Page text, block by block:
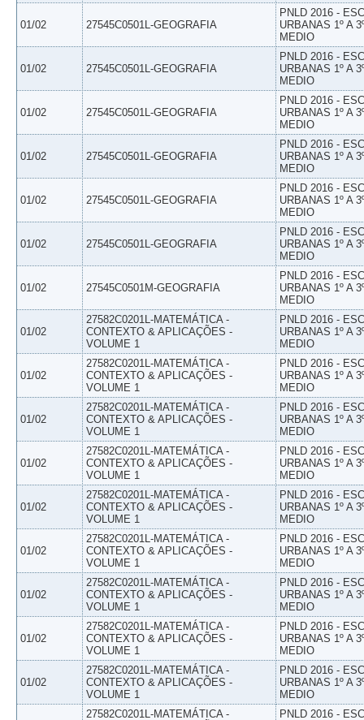
01/02 27545C0501L-GEOGRAFIA
PNLD 2016 -
URBANAS 1º A
MEDIO
01/02 27545C0501L-GEOGRAFIA
PNLD 2016 -
URBANAS 1º A
MEDIO
01/02 27545C0501L-GEOGRAFIA
PNLD 2016 -
URBANAS 1º A
MEDIO
01/02 27545C0501L-GEOGRAFIA
PNLD 2016 -
URBANAS 1º A
MEDIO
01/02 27545C0501L-GEOGRAFIA
PNLD 2016 -
URBANAS 1º A
MEDIO
01/02 27545C0501L-GEOGRAFIA
PNLD 2016 -
URBANAS 1º A
MEDIO
01/02 27545C0501M-GEOGRAFIA
PNLD 2016 -
URBANAS 1º A
MEDIO
01/02
27582C0201L-MATEMÁTICA -
CONTEXTO & APLICAÇÕES -
VOLUME 1
PNLD 2016 -
URBANAS 1º A
MEDIO
01/02
27582C0201L-MATEMÁTICA -
CONTEXTO & APLICAÇÕES -
VOLUME 1
PNLD 2016 -
URBANAS 1º A
MEDIO
01/02
27582C0201L-MATEMÁTICA -
CONTEXTO & APLICAÇÕES -
VOLUME 1
PNLD 2016 -
URBANAS 1º A
MEDIO
01/02
27582C0201L-MATEMÁTICA -
CONTEXTO & APLICAÇÕES -
VOLUME 1
PNLD 2016 -
URBANAS 1º A
MEDIO
01/02
27582C0201L-MATEMÁTICA -
CONTEXTO & APLICAÇÕES -
VOLUME 1
PNLD 2016 -
URBANAS 1º A
MEDIO
01/02
27582C0201L-MATEMÁTICA -
CONTEXTO & APLICAÇÕES -
VOLUME 1
PNLD 2016 -
URBANAS 1º A
MEDIO
01/02
27582C0201L-MATEMÁTICA -
CONTEXTO & APLICAÇÕES -
VOLUME 1
PNLD 2016 -
URBANAS 1º A
MEDIO
01/02
27582C0201L-MATEMÁTICA -
CONTEXTO & APLICAÇÕES -
VOLUME 1
PNLD 2016 -
URBANAS 1º A
MEDIO
01/02
27582C0201L-MATEMÁTICA -
CONTEXTO & APLICAÇÕES -
VOLUME 1
PNLD 2016 -
URBANAS 1º A
MEDIO
27582C0201L-MATEMÁTICA -
PNLD 2016 -